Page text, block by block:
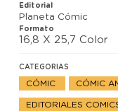
Editorial
Planeta Cómic
Formato
16,8 X 25,7 Color
CATEGORIAS
CÓMIC CÓMIC
EDITORIALES